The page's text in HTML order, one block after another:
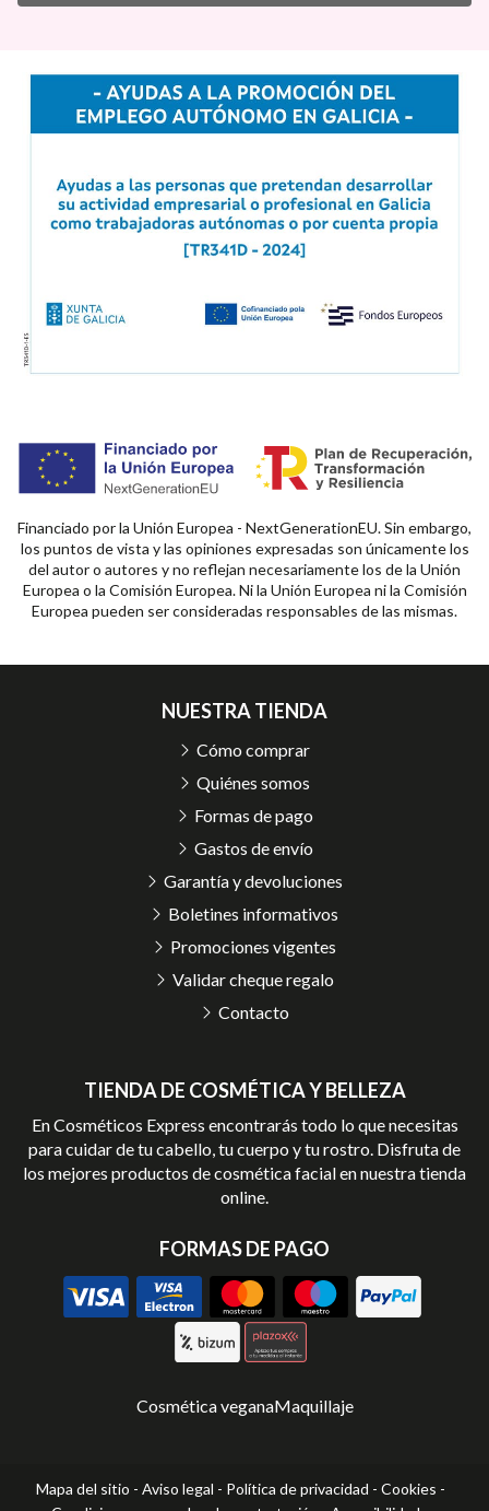
Financiado por la Unión Europea - NextGenerationEU. Sin embargo,
los puntos de vista y las opiniones expresadas son únicamente los
del autor o autores y no reflejan necesariamente los de la Unión
Europea o la Comisión Europea. Ni la Unión Europea ni la Comisión
Europea pueden ser consideradas responsables de las mismas.
TIENDA DE COSMÉTICA Y BELLEZA
En Cosméticos Express encontrarás todo lo que necesitas
para cuidar de tu cabello, tu cuerpo y tu rostro. Disfruta de
los mejores productos de cosmética facial en nuestra tienda
online.
FORMAS DE PAGO
NUESTRA TIENDA
Cómo comprar
Quiénes somos
Formas de pago
Gastos de envío
Garantía y devoluciones
Boletines informativos
Promociones vigentes
Validar cheque regalo
Contacto
Cosmética veganaMaquillaje
Mapa del sitio - Aviso legal - Política de privacidad - Cookies -